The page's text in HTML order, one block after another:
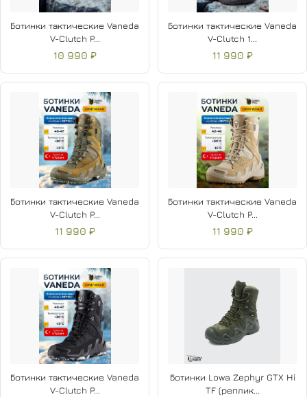
Ботинки тактические Vaneda
V-Clutch P...
10 990 ₽
Ботинки тактические Vaneda
V-Clutch 1...
11 990 ₽
Ботинки тактические Vaneda
V-Clutch P...
11 990 ₽
Ботинки тактические Vaneda
V-Clutch P...
11 990 ₽
Ботинки тактические Vaneda
V-Clutch P...
Ботинки Lowa Zephyr GTX Hi
TF (реплик...